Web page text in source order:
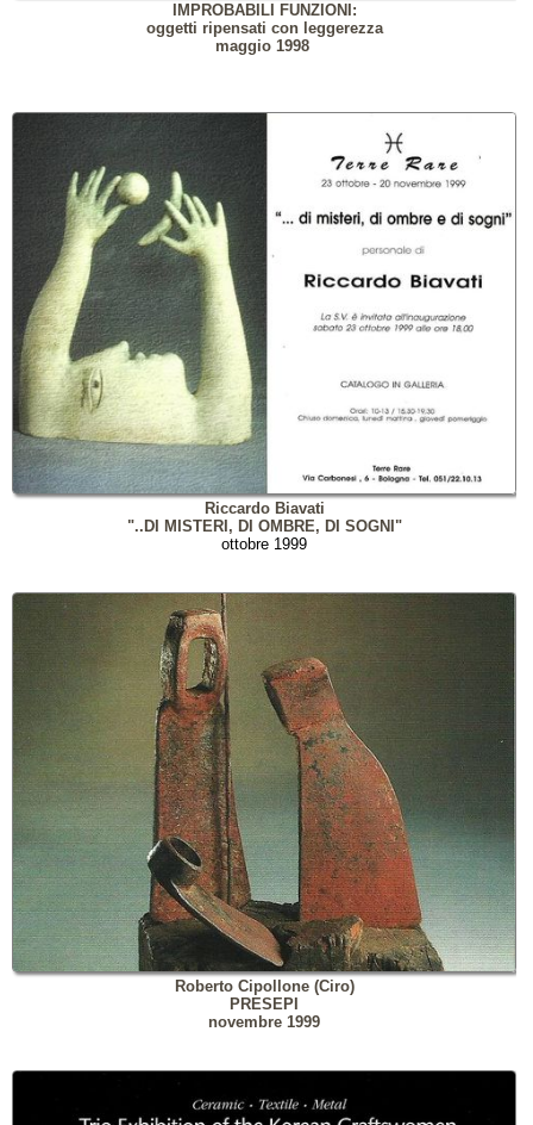
IMPROBABILI FUNZIONI:
oggetti ripensati con leggerezza
maggio 1998
Riccardo Biavati
"..DI MISTERI, DI OMBRE, DI SOGNI"
ottobre 1999
Roberto Cipollone (Ciro)
PRESEPI
novembre 1999